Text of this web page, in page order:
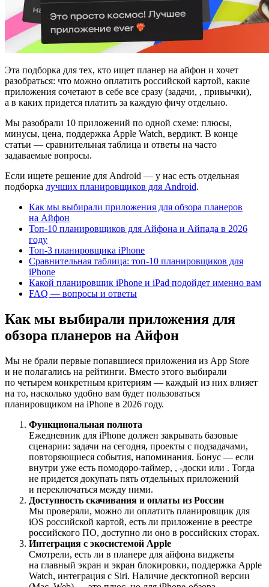
Эта подборка для тех, кто ищет планер на айфон и хочет
разобраться: что можно оплатить российской картой, какие
приложения сочетают в себе все сразу (задачи, , привычки),
а в каких придется платить за каждую фичу отдельно.
Мы разобрали 10 приложений по одной схеме: плюсы,
минусы, цена, поддержка Apple Watch, вердикт. В конце
статьи — сравнительная таблица и ответы на часто
задаваемые вопросы.
Если ищете решение для Android — у нас есть отдельная
подборка лучших планировщиков для Android.
Как мы выбирали приложения для обзора планеров
на Айфон
Топ-10 планировщиков для Айфона и Айпада в 2026
году
Топ-3 планировщика iPhone
Сравнительная таблица: топ-10 планировщиков для
iPhone
Какой планировщик iPhone и iPad подойдет именно вам
FAQ — вопросы и ответы
Как мы выбирали приложения для
обзора планеров на Айфон
Мы не брали первые попавшиеся приложения из App Store
и не полагались на рейтинги. Вместо этого выбирали
по четырем конкретным критериям — каждый из них влияет
на то, насколько удобно вам будет пользоваться
планировщиком на iPhone в 2026 году.
Функциональная полнота
Ежедневник для iPhone должен закрывать базовые
сценарии: задачи на сегодня, проекты с подзадачами,
повторяющиеся события, напоминания. Бонус — если
внутри уже есть помодоро-таймер, , -доски или . Тогда
не придется докупать пять отдельных приложений
и переключаться между ними.
Доступность скачивания и оплаты из России
Мы проверяли, можно ли оплатить планировщик для
iOS российской картой, есть ли приложение в реестре
российского ПО, доступно ли оно в российских сторах.
Интеграция с экосистемой Apple
Смотрели, есть ли в планере для айфона виджеты
на главный экран и экран блокировки, поддержка Apple
Watch, интеграция с Siri. Наличие десктопной версии